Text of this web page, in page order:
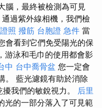
腦，最終被檢測為可見
通過紫外線相機，我們檢
照 撥筋 台胞證 急件 當
會看到它們免受陽光的保
游泳和毛巾的使用都會影
中 台中喬骨盆 您一定會
。 藍光濾鏡有助於消除
我們的敏銳視力。 后里
光的一部分落入了可見範